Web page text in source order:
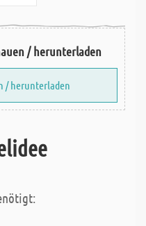
/ herunterladen
/ herunterladen